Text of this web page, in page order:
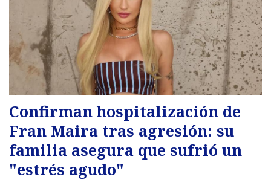
Confirman hospitalización de
Fran Maira tras agresión: su
familia asegura que sufrió un
"estrés agudo"